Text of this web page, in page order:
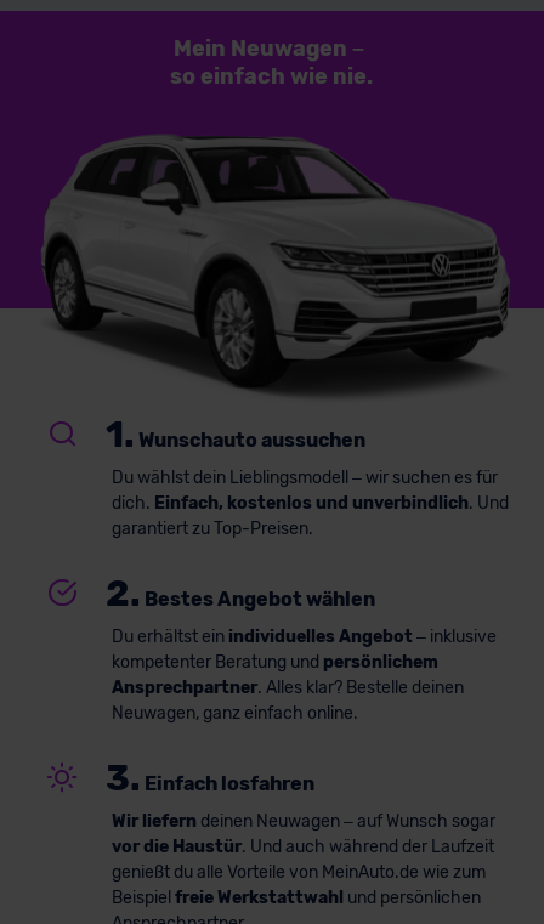
Mein Neuwagen –
so einfach wie nie.
1. Wunschauto aussuchen
Du wählst dein Lieblingsmodell – wir suchen es für
dich. Einfach, kostenlos und unverbindlich. Und
garantiert zu Top-Preisen.
2. Bestes Angebot wählen
Du erhältst ein individuelles Angebot – inklusive
kompetenter Beratung und persönlichem
Ansprechpartner. Alles klar? Bestelle deinen
Neuwagen, ganz einfach online.
3. Einfach losfahren
Wir liefern deinen Neuwagen – auf Wunsch sogar
vor die Haustür. Und auch während der Laufzeit
genießt du alle Vorteile von MeinAuto.de wie zum
Beispiel freie Werkstattwahl und persönlichen